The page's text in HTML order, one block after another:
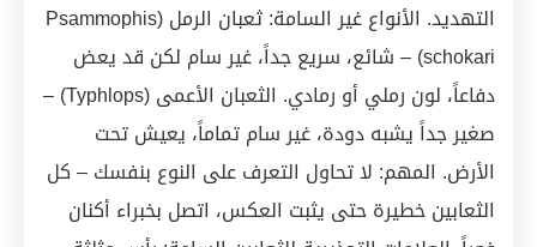
التهديد. الأنواع غير السامة: ثعبان الرمل (Psammophis
schokari) – شائع، سريع جداً، غير سام لكن قد يعض
دفاعاً، لون رملي أو رمادي. الثعبان الأعمى (Typhlops) –
صغير جداً يشبه دودة، غير سام تماماً، يعيش تحت
الأرض. المهم: لا تحاول التعرف على النوع بنفسك – كل
الثعابين خطيرة حتى يثبت العكس، اتصل بخبراء أكنان